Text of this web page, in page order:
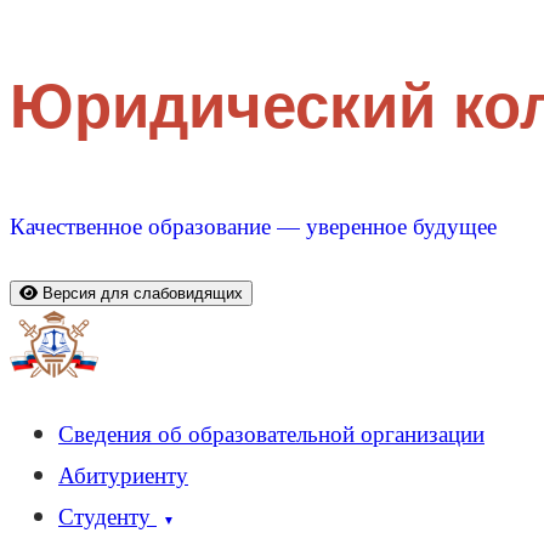
Юридический
Качественное образование — уверенное будущее
Версия для слабовидящих
Сведения об образовательной организации
Абитуриенту
Студенту
▼